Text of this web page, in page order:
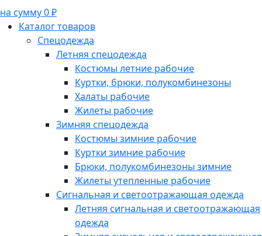
на сумму 0 ₽
Каталог товаров
Спецодежда
Летняя спецодежда
Костюмы летние рабочие
Куртки, брюки, полукомбинезоны
Халаты рабочие
Жилеты рабочие
Зимняя спецодежда
Костюмы зимние рабочие
Куртки зимние рабочие
Брюки, полукомбинезоны зимние
Жилеты утепленные рабочие
Сигнальная и светоотражающая одежда
Летняя сигнальная и светоотражающая
одежда